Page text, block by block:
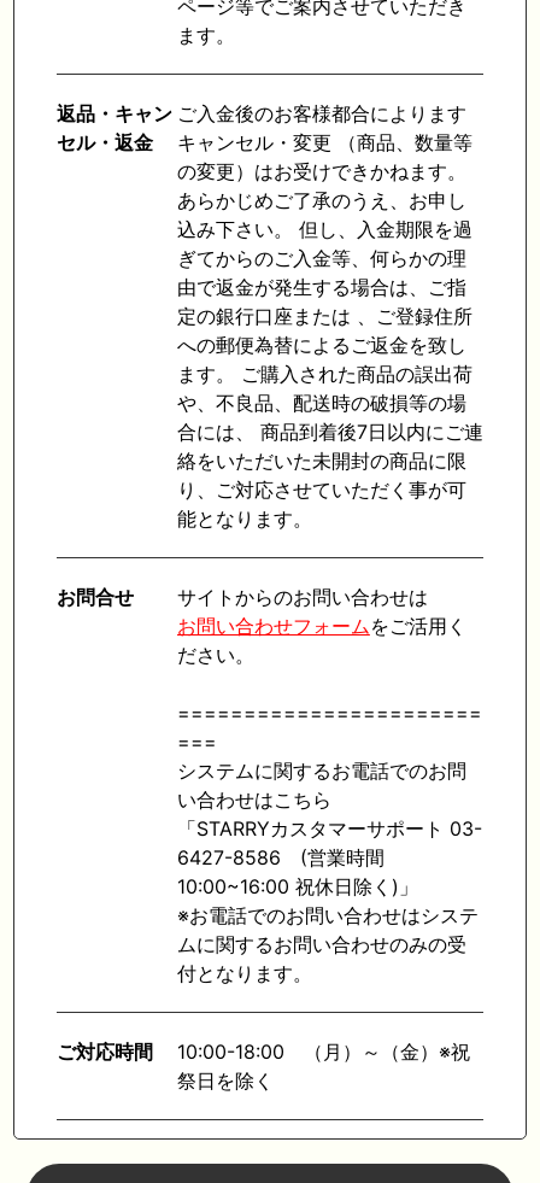
ページ等でご案内させていただき
ます。
返品・キャン
セル・返金
ご入金後のお客様都合によります
キャンセル・変更 （商品、数量等
の変更）はお受けできかねます。
あらかじめご了承のうえ、お申し
込み下さい。 但し、入金期限を過
ぎてからのご入金等、何らかの理
由で返金が発生する場合は、ご指
定の銀行口座または 、ご登録住所
への郵便為替によるご返金を致し
ます。 ご購入された商品の誤出荷
や、不良品、配送時の破損等の場
合には、 商品到着後7日以内にご連
絡をいただいた未開封の商品に限
り、ご対応させていただく事が可
能となります。
お問合せ
サイトからのお問い合わせは
お問い合わせフォームをご活用く
ださい。
=======================
===
システムに関するお電話でのお問
い合わせはこちら
「STARRYカスタマーサポート 03-
6427-8586 (営業時間
10:00~16:00 祝休日除く)」
※お電話でのお問い合わせはシステ
ムに関するお問い合わせのみの受
付となります。
ご対応時間
10:00-18:00 （月）～（金）※祝
祭日を除く